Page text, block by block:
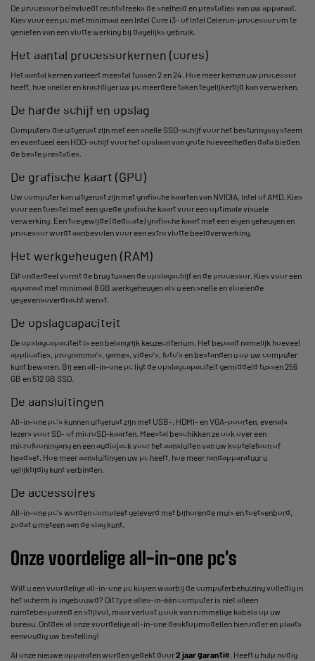
De processor beïnvloedt rechtstreeks de snelheid en prestaties van uw apparaat.
Kies voor een pc met minimaal een Intel Core i3- of Intel Celeron-processor om te
genieten van een vlotte werking bij dagelijks gebruik.
Het aantal processorkernen (cores)
Het aantal kernen varieert meestal tussen 2 en 24. Hoe meer kernen uw processor
heeft, hoe sneller en krachtiger uw pc meerdere taken tegelijkertijd kan verwerken.
De harde schijf en opslag
Computers die uitgerust zijn met een snelle SSD-schijf voor het besturingssysteem
en eventueel een HDD-schijf voor het opslaan van grote hoeveelheden data bieden
de beste prestaties.
De grafische kaart (GPU)
Uw computer kan uitgerust zijn met grafische kaarten van NVIDIA, Intel of AMD. Kies
voor een toestel met een goede grafische kaart voor een optimale visuele
verwerking. Een toegewijde (dedicate) grafische kaart met een eigen geheugen en
processor wordt aanbevolen voor een extra vlotte beeldverwerking.
Het werkgeheugen (RAM)
Dit onderdeel vormt de brug tussen de opslagschijf en de processor. Kies voor een
apparaat met minimaal 8 GB werkgeheugen als u een snelle en vloeiende
gegevensoverdracht wenst.
De opslagcapaciteit
De opslagcapaciteit is een belangrijk keuzecriterium. Het bepaalt namelijk hoeveel
applicaties, programma's, games, video's, foto's en bestanden u op uw computer
kunt bewaren. Bij een all-in-one pc ligt de opslagcapaciteit gemiddeld tussen 256
GB en 512 GB SSD.
De aansluitingen
All-in-one pc's kunnen uitgerust zijn met USB-, HDMI- en VGA-poorten, evenals
lezers voor SD- of microSD-kaarten. Meestal beschikken ze ook over een
microfooningang en een audiojack voor het aansluiten van uw koptelefoon of
headset. Hoe meer aansluitingen uw pc heeft, hoe meer randapparatuur u
gelijktijdig kunt verbinden.
De accessoires
All-in-one pc's worden compleet geleverd met bijhorende muis en toetsenbord,
zodat u meteen aan de slag kunt.
Onze voordelige all-in-one pc's
Wilt u een voordelige all-in-one pc kopen waarbij de computerbehuizing volledig in
het scherm is ingebouwd? Dit type alles-in-één computer is niet alleen
ruimtebesparend en stijlvol, maar verlost u ook van rommelige kabels op uw
bureau. Ontdek al onze voordelige all-in-one desktopmodellen hieronder en plaats
eenvoudig uw bestelling!
Al onze nieuwe apparaten worden gedekt door2 jaar garantie. Heeft u hulp nodig